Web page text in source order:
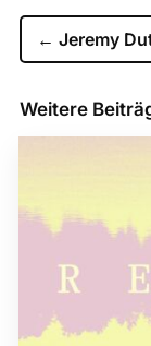
← Jeremy
Weitere